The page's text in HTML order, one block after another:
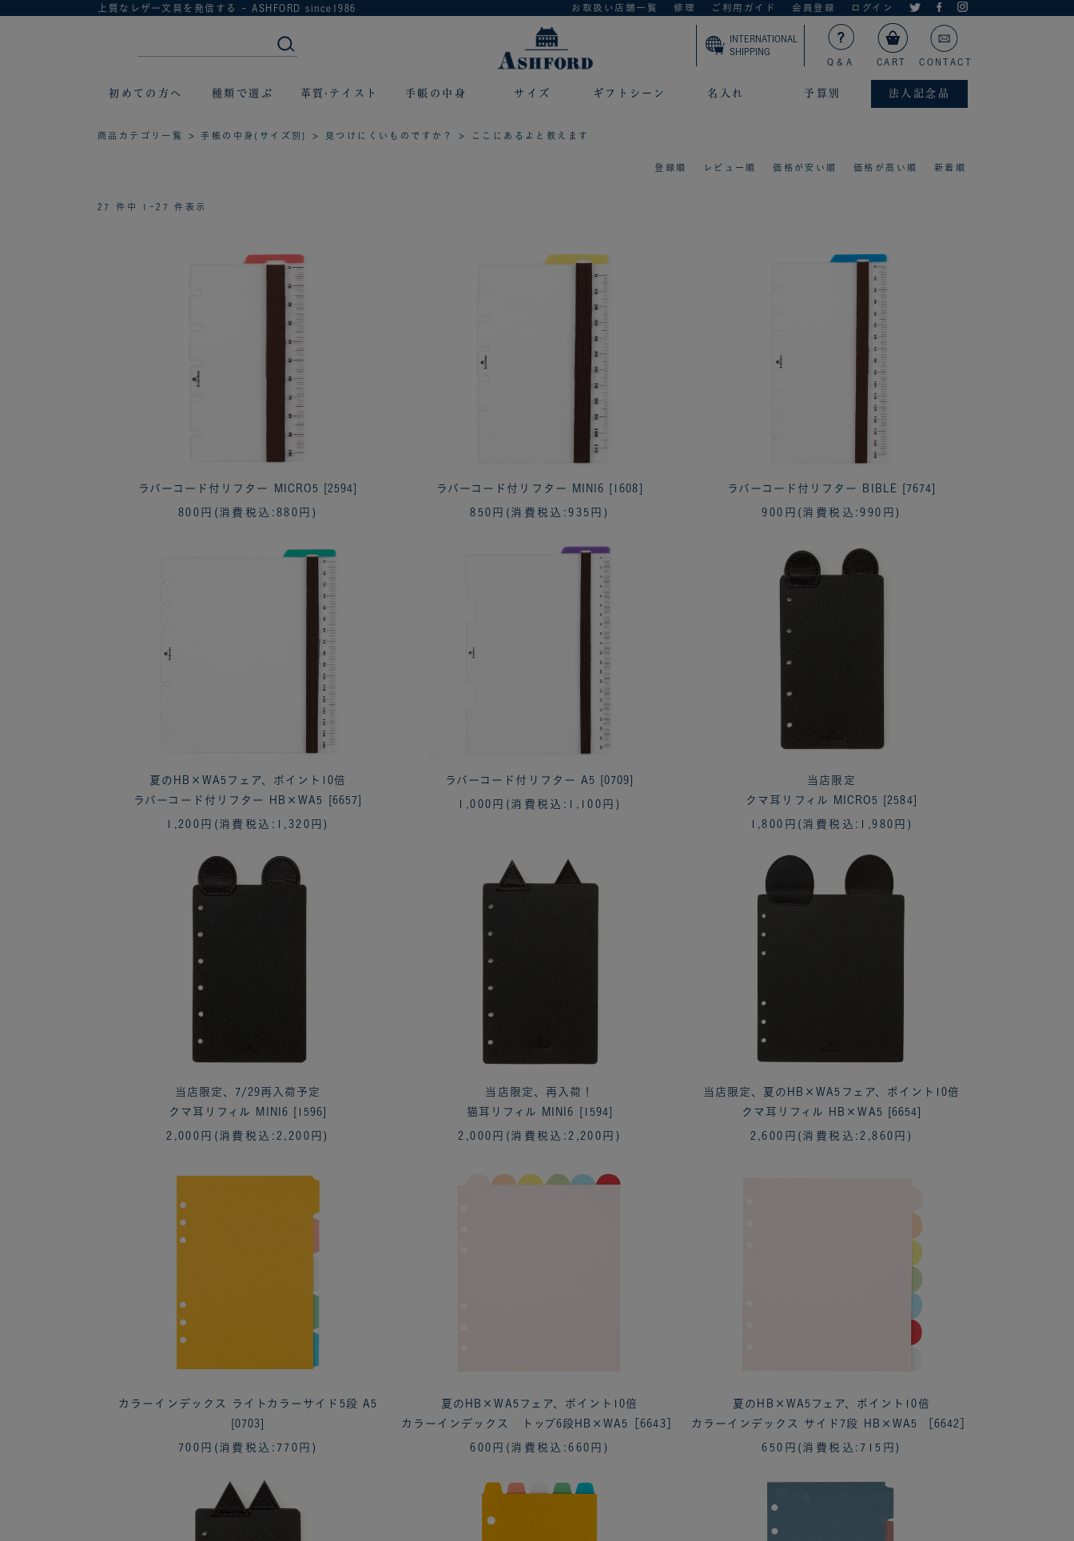
上質なレザー文具を発信する - ASHFORD since1986 お取扱い店舗一覧 修理 ご利用ガイド 会員登録 ログイン
INTERNATIONAL
SHIPPING
Q＆A
CART CONTACT
初めての方へ 種類で選ぶ 革質·テイスト 手帳の中身 サイズ ギフトシーン 名入れ 予算別 法人記念品
商品カテゴリ一覧 > 手帳の中身(サイズ別) > 見つけにくいものですか？ > ここにあるよと教えます
登録順 レビュー順 価格が安い順 価格が高い順 新着順
27 件中 1-27 件表示
ラバーコード付リフター MICRO5 [2594]
800円 (消費税込:880円)
ラバーコード付リフター MINI6 [1608]
850円 (消費税込:935円)
ラバーコード付リフター BIBLE [7674]
900円 (消費税込:990円)
夏のHB×WA5フェア、ポイント10倍
ラバーコード付リフター HB×WA5 [6657]
1,200円 (消費税込:1,320円)
ラバーコード付リフター A5 [0709]
1,000円 (消費税込:1,100円)
当店限定
クマ耳リフィル MICRO5 [2584]
1,800円 (消費税込:1,980円)
当店限定、7/29再入荷予定
クマ耳リフィル MINI6 [1596]
2,000円 (消費税込:2,200円)
当店限定、再入荷！
猫耳リフィル MINI6 [1594]
2,000円 (消費税込:2,200円)
当店限定、夏のHB×WA5フェア、ポイント10倍
クマ耳リフィル HB×WA5 [6654]
2,600円 (消費税込:2,860円)
カラーインデックス ライトカラーサイド5段 A5
[0703]
700円 (消費税込:770円)
夏のHB×WA5フェア、ポイント10倍
カラーインデックス トップ6段HB×WA5［6643］
600円 (消費税込:660円)
夏のHB×WA5フェア、ポイント10倍
カラーインデックス サイド7段 HB×WA5 ［6642］
650円 (消費税込:715円)